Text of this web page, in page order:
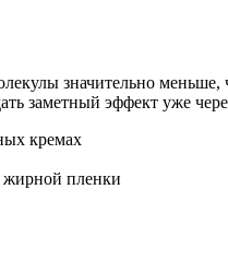
значительно меньше,
заметный эффект уже
кремах
жирной пленки